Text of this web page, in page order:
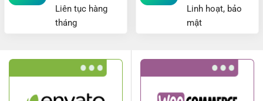
Liên tục hàng
tháng
Linh hoạt, bảo
mật